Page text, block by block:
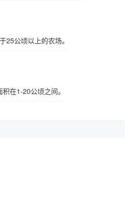
25公顷以上的农场。
在1-20公顷之间。